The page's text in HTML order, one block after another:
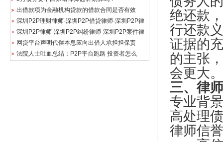
出借款项为金融机构贷款的借款合同是否有效
深圳P2P理财律师-深圳P2P借贷律师-深圳P2P律
深圳P2P律师-深圳P2P纠纷律师-深圳P2P案件律
网贷平台声明代偿本息应向出借人承担担保责
法院人士吐血总结：P2P平台跑路 投资者怎么
绝还款
行还款
证据的
的主张
会更大。
三、律
专业背
高处理
律师信